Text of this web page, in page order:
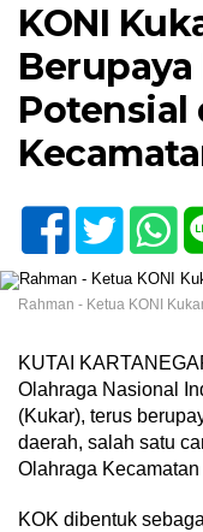
KONI
Potensial
Rahman - Ketua KONI
KUTAI
Olahraga Nasional
(Kukar), terus
daerah, salah satu
Olahraga Kecamatan
KOK dibentuk